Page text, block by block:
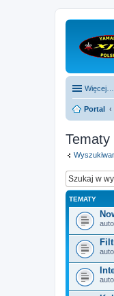
Więcej…
Portal
Tematy
TEMATY